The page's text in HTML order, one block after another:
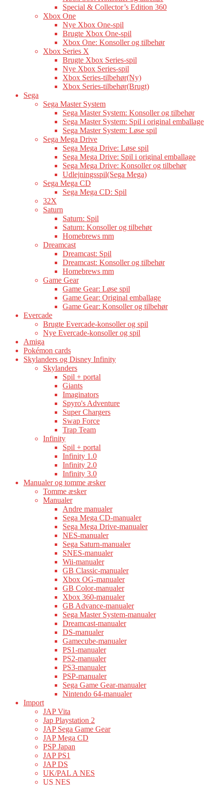
Special & Collector’s Edition 360
Xbox One
Nye Xbox One-spil
Brugte Xbox One-spil
Xbox One: Konsoller og tilbehør
Xbox Series X
Brugte Xbox Series-spil
Nye Xbox Series-spil
Xbox Series-tilbehør(Ny)
Xbox Series-tilbehør(Brugt)
Sega
Sega Master System
Sega Master System: Konsoller og tilbehør
Sega Master System: Spil i original emballage
Sega Master System: Løse spil
Sega Mega Drive
Sega Mega Drive: Løse spil
Sega Mega Drive: Spil i original emballage
Sega Mega Drive: Konsoller og tilbehør
Udlejningsspil(Sega Mega)
Sega Mega CD
Sega Mega CD: Spil
32X
Saturn
Saturn: Spil
Saturn: Konsoller og tilbehør
Homebrews mm
Dreamcast
Dreamcast: Spil
Dreamcast: Konsoller og tilbehør
Homebrews mm
Game Gear
Game Gear: Løse spil
Game Gear: Original emballage
Game Gear: Konsoller og tilbehør
Evercade
Brugte Evercade-konsoller og spil
Nye Evercade-konsoller og spil
Amiga
Pokémon cards
Skylanders og Disney Infinity
Skylanders
Spil + portal
Giants
Imaginators
Spyro's Adventure
Super Chargers
Swap Force
Trap Team
Infinity
Spil + portal
Infinity 1.0
Infinity 2.0
Infinity 3.0
Manualer og tomme æsker
Tomme æsker
Manualer
Andre manualer
Sega Mega CD-manualer
Sega Mega Drive-manualer
NES-manualer
Sega Saturn-manualer
SNES-manualer
Wii-manualer
GB Classic-manualer
Xbox OG-manualer
GB Color-manualer
Xbox 360-manualer
GB Advance-manualer
Sega Master System-manualer
Dreamcast-manualer
DS-manualer
Gamecube-manualer
PS1-manualer
PS2-manualer
PS3-manualer
PSP-manualer
Sega Game Gear-manualer
Nintendo 64-manualer
Import
JAP Vita
Jap Playstation 2
JAP Sega Game Gear
JAP Mega CD
PSP Japan
JAP PS1
JAP DS
UK/PAL A NES
US NES